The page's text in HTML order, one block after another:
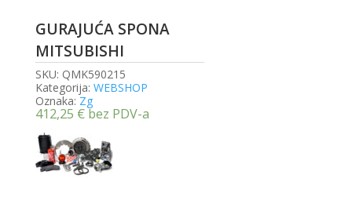
GURAJUĆA SPONA
MITSUBISHI
SKU: QMK590215
Kategorija: WEBSHOP
Oznaka: Zg
412,25 €bez PDV-a